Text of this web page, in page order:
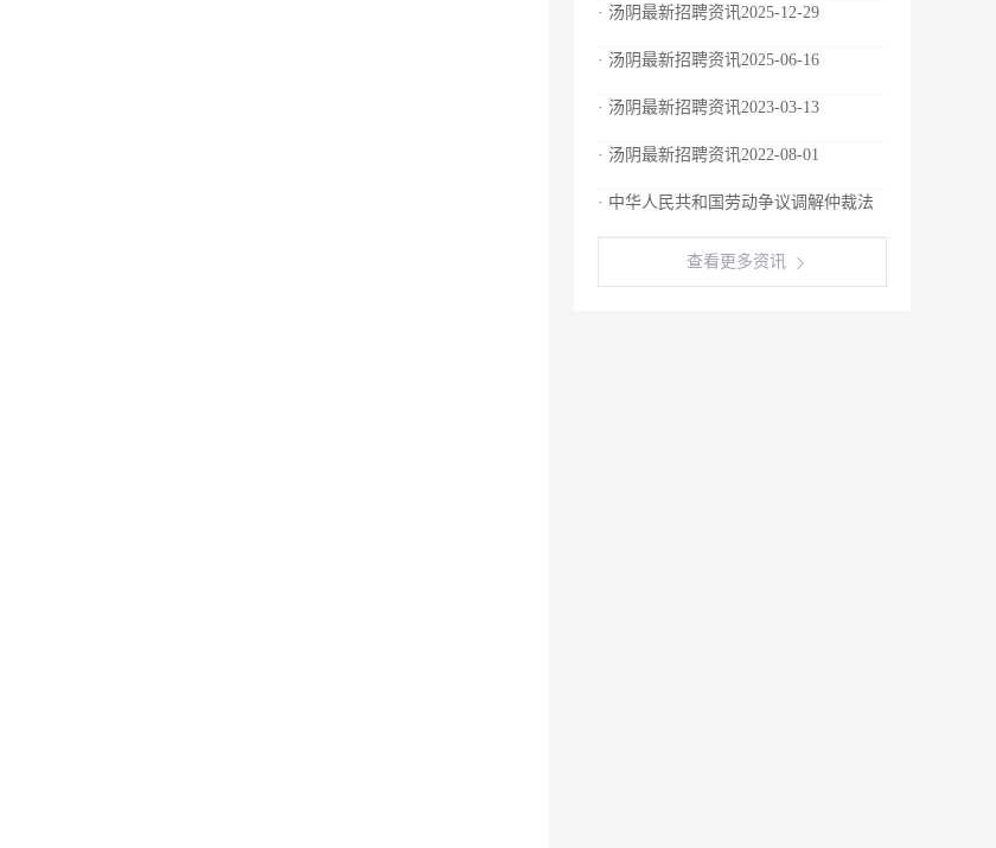
· 汤阴最新招聘资讯2025-12-29
· 汤阴最新招聘资讯2025-06-16
· 汤阴最新招聘资讯2023-03-13
· 汤阴最新招聘资讯2022-08-01
· 中华人民共和国劳动争议调解仲裁法
查看更多资讯